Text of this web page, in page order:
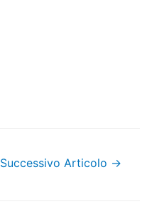
Successivo Articolo →